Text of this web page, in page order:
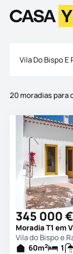
LogoIr para a
20 moradias para
Imóveis
Lista de Imóveis
345 000 €
Vila do Bispo e
60m2 1